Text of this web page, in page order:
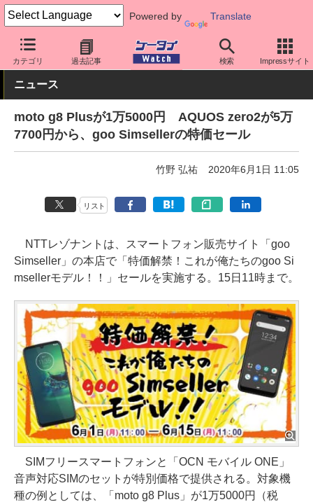
Powered by Translate
カテゴリ 過去記事 検索 Impressサイト
ケータイ Watch 格安スマホ/格安SIM 格安SIM/MVNO OCN
ニュース
moto g8 Plusが1万5000円 AQUOS zero2が5万
7700円から、goo Simsellerの特価セール
竹野 弘祐 2020年6月1日 11:05
リスト
NTTレゾナントは、スマートフォン販売サイト「goo
Simseller」の本店で「特価解禁！これが俺たちのgoo Si
msellerモデル！！」セールを実施する。15日11時まで。
SIMフリースマートフォンと「OCN モバイル ONE」
音声対応SIMのセットが特別価格で提供される。対象機
種の例としては、「moto g8 Plus」が1万5000円（税